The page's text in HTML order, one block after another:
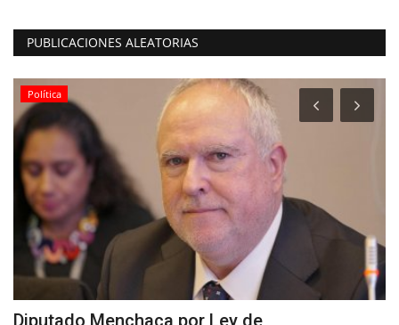
PUBLICACIONES ALEATORIAS
Política